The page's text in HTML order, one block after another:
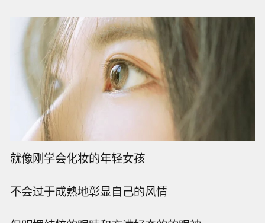
就像刚学会化妆的年轻女孩
不会过于成熟地彰显自己的风情